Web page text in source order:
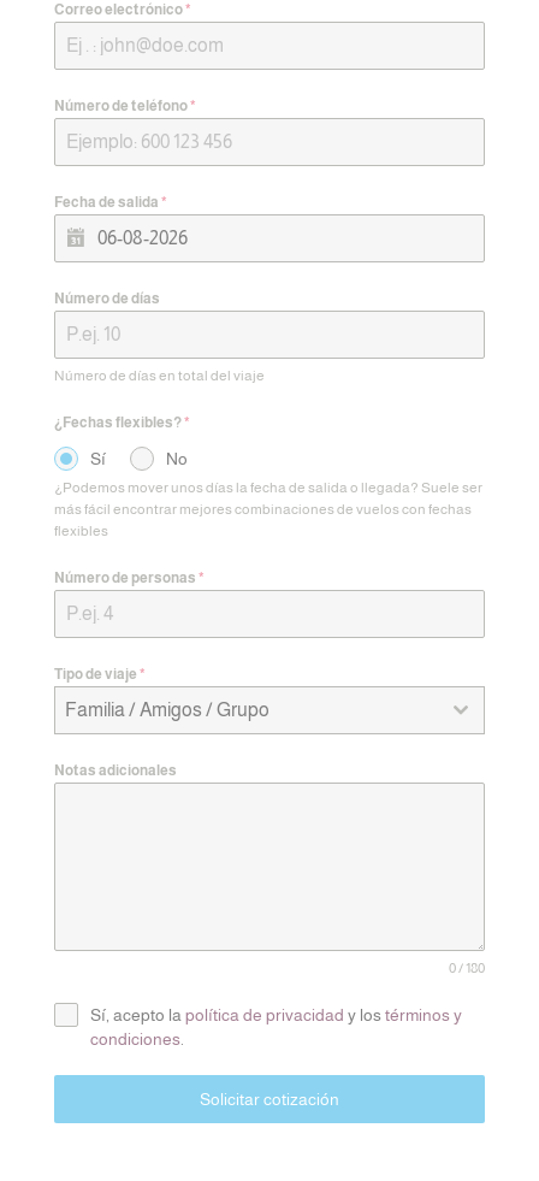
Correo electrónico*
Número de teléfono*
Fecha de salida *
Número de días
Número de días en total del viaje
¿Fechas flexibles?*
Sí No
¿Podemos mover unos días la fecha de salida o llegada? Suele ser
más fácil encontrar mejores combinaciones de vuelos con fechas
flexibles
Número de personas *
Tipo de viaje *
Familia / Amigos / Grupo
Notas adicionales
0 / 180
Sí, acepto lapolítica de privacidad y lostérminos y
condiciones.
Solicitar cotización